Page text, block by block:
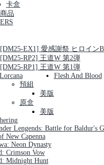
卡盒
品
[DM25-EX1] 愛感謝祭 ヒロイン
[DM25-RP2] 王道W 第2弾
[DM25-RP1] 王道W 第1弾
Lorcana
預組
美版
原盒
美版
Flesh And Blood
Lengends: Battle for Baldur's
New Capenna
Neon Dynasty
Crimson Vow
Midnight Hunt